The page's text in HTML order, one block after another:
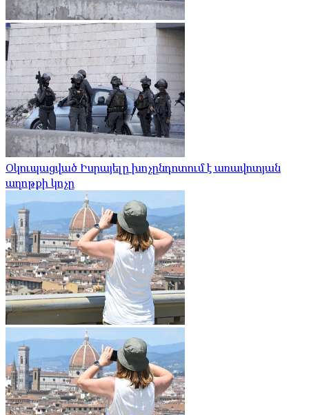
Օկուպացված Իսրայելը խոչընդոտում է առավոտյան
աղոթքի կոչը